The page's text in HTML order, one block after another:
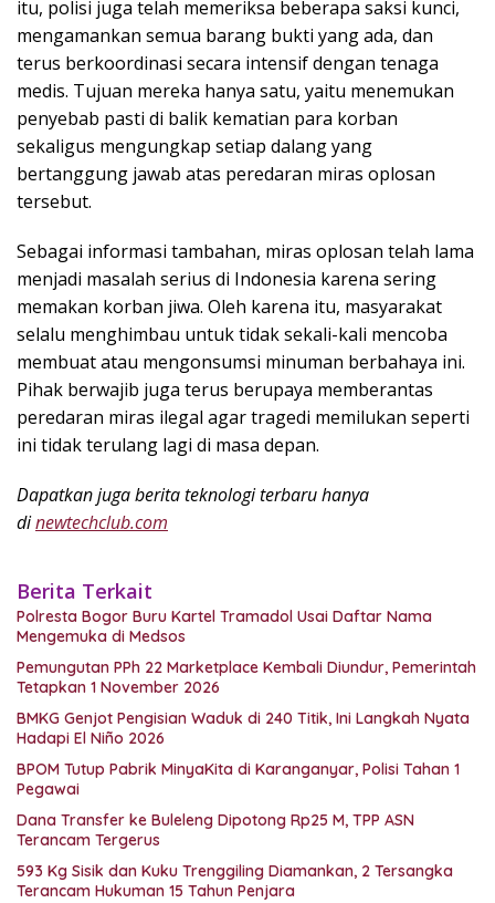
itu, polisi juga telah memeriksa beberapa saksi kunci,
mengamankan semua barang bukti yang ada, dan
terus berkoordinasi secara intensif dengan tenaga
medis. Tujuan mereka hanya satu, yaitu menemukan
penyebab pasti di balik kematian para korban
sekaligus mengungkap setiap dalang yang
bertanggung jawab atas peredaran miras oplosan
tersebut.
Sebagai informasi tambahan, miras oplosan telah lama
menjadi masalah serius di Indonesia karena sering
memakan korban jiwa. Oleh karena itu, masyarakat
selalu menghimbau untuk tidak sekali-kali mencoba
membuat atau mengonsumsi minuman berbahaya ini.
Pihak berwajib juga terus berupaya memberantas
peredaran miras ilegal agar tragedi memilukan seperti
ini tidak terulang lagi di masa depan.
Dapatkan juga berita teknologi terbaru hanya
dinewtechclub.com
Berita Terkait
Polresta Bogor Buru Kartel Tramadol Usai Daftar Nama
Mengemuka di Medsos
Pemungutan PPh 22 Marketplace Kembali Diundur, Pemerintah
Tetapkan 1 November 2026
BMKG Genjot Pengisian Waduk di 240 Titik, Ini Langkah Nyata
Hadapi El Niño 2026
BPOM Tutup Pabrik MinyaKita di Karanganyar, Polisi Tahan 1
Pegawai
Dana Transfer ke Buleleng Dipotong Rp25 M, TPP ASN
Terancam Tergerus
593 Kg Sisik dan Kuku Trenggiling Diamankan, 2 Tersangka
Terancam Hukuman 15 Tahun Penjara